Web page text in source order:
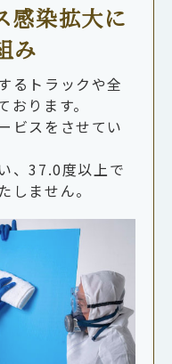
感染拡大に
み
るトラックや全
ります。
ビスをさせてい
、37.0度以上で
しません。